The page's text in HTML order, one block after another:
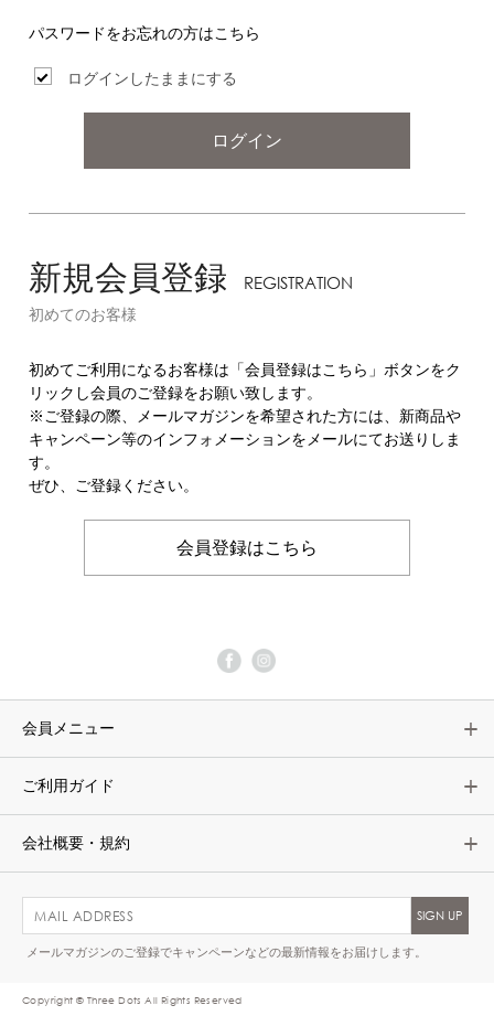
パスワードをお忘れの方はこちら
ログインしたままにする
ログイン
新規会員登録 REGISTRATION
初めてのお客様
初めてご利用になるお客様は「会員登録はこちら」ボタンをク
リックし会員のご登録をお願い致します。
※ご登録の際、メールマガジンを希望された方には、新商品や
キャンペーン等のインフォメーションをメールにてお送りしま
す。
ぜひ、ご登録ください。
会員登録はこちら
会員メニュー
ご利用ガイド
会社概要・規約
メールマガジンのご登録でキャンペーンなどの最新情報をお届けします。
Copyright © Three Dots All Rights Reserved